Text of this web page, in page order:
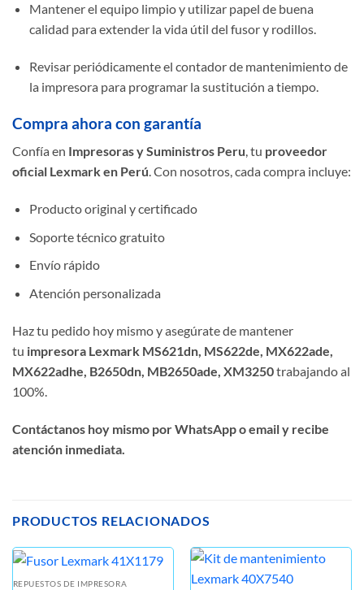
Mantener el equipo limpio y utilizar papel de buena
calidad para extender la vida útil del fusor y rodillos.
Revisar periódicamente el contador de mantenimiento de
la impresora para programar la sustitución a tiempo.
Compra ahora con garantía
Confía en Impresoras y Suministros Peru, tu proveedor
oficial Lexmark en Perú. Con nosotros, cada compra incluye:
Producto original y certificado
Soporte técnico gratuito
Envío rápido
Atención personalizada
Haz tu pedido hoy mismo y asegúrate de mantener
tu impresora Lexmark MS621dn, MS622de, MX622ade,
MX622adhe, B2650dn, MB2650ade, XM3250trabajando al
100%.
Contáctanos hoy mismo por WhatsApp o email y recibe
atención inmediata.
PRODUCTOS RELACIONADOS
REPUESTOS DE IMPRESORA